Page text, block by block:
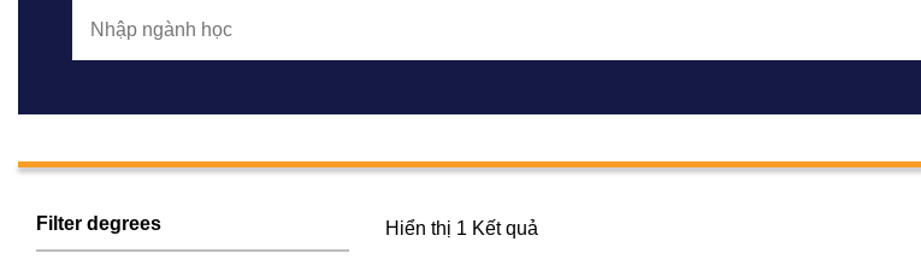
Filter degrees Hiển thị 1 Kết quả